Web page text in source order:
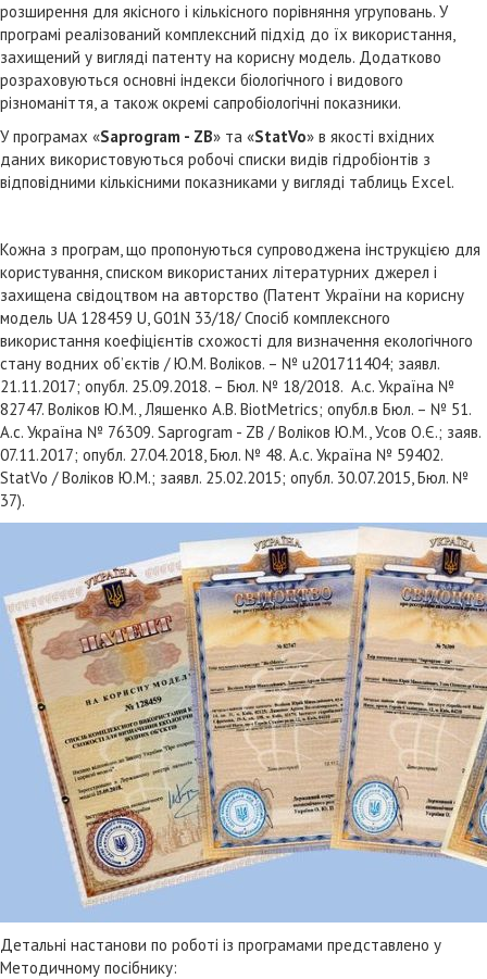
розширення для якісного і кількісного порівняння угруповань. У
програмі реалізований комплексний підхід до їх використання,
захищений у вигляді патенту на корисну модель. Додатково
розраховуються основні індекси біологічного і видового
різноманіття, а також окремі сапробіологічні показники.
У програмах «Saprogram - ZB» та «StatVo» в якості вхідних
даних використовуються робочі списки видів гідробіонтів з
відповідними кількісними показниками у вигляді таблиць Excel.
Кожна з програм, що пропонуються супроводжена інструкцією для
користування, списком використаних літературних джерел і
захищена свідоцтвом на авторство (Патент України на корисну
модель UA 128459 U, G01N 33/18/ Спосіб комплексного
використання коефіцієнтів схожості для визначення екологічного
стану водних об’єктів / Ю.М. Воліков. – № u201711404; заявл.
21.11.2017; опубл. 25.09.2018. – Бюл. № 18/2018. A.с. Україна №
82747. Воліков Ю.М., Ляшенко А.В. BiotMetrics; опубл.в Бюл. – № 51.
A.с. Україна № 76309. Saprogram - ZB / Воліков Ю.М., Усов О.Є.; заяв.
07.11.2017; опубл. 27.04.2018, Бюл. № 48. A.с. Україна № 59402.
StatVo / Воліков Ю.М.; заявл. 25.02.2015; опубл. 30.07.2015, Бюл. №
37).
Детальні настанови по роботі із програмами представлено у
Методичному посібнику: